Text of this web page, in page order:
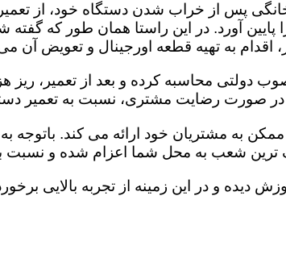
خانگی پس از خراب شدن دستگاه خود، از
آورد. در این راستا همان طور که
اقدام به تهیه قطعه اورجینال و تعویض آن
محاسبه کرده و بعد از تعمیر، ریز
و در صورت رضایت مشتری، نسبت به تعمیر
به مشتریان خود ارائه می کند.
ترین شعب به محل شما اعزام شده و نسبت
دیده و در این زمینه از تجربه بالایی